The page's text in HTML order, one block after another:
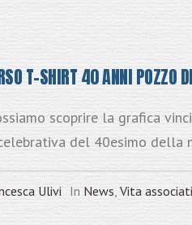
T-SHIRT 40 ANNI POZZO
scoprire la grafica
del 40esimo della
Ulivi In News,Vita